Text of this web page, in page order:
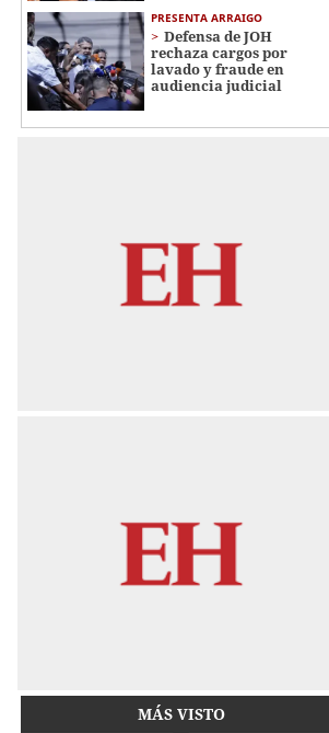
PRESENTA ARRAIGO
Defensa de JOH
rechaza cargos por
lavado y fraude en
audiencia judicial
MÁS VISTO